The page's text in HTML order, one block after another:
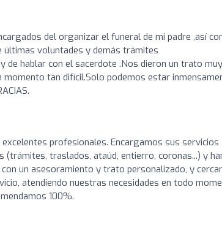
del organizar el funeral de mi padre ,así
últimas voluntades y demás trámites
hablar con el sacerdote .Nos dieron un trato muy
tan difícil.Solo podemos estar
profesionales. Encargamos sus servicios
traslados, ataúd, entierro, coronas...) y
un asesoramiento y trato personalizado, y
atendiendo nuestras necesidades en todo
100%.